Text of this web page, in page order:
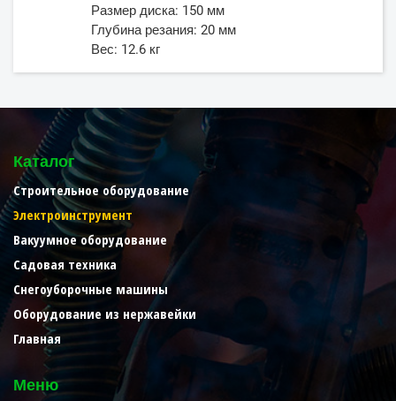
Размер диска: 150 мм
Глубина резания: 20 мм
Вес: 12.6 кг
Каталог
Строительное оборудование
Электроинструмент
Вакуумное оборудование
Садовая техника
Снегоуборочные машины
Оборудование из нержавейки
Главная
Меню